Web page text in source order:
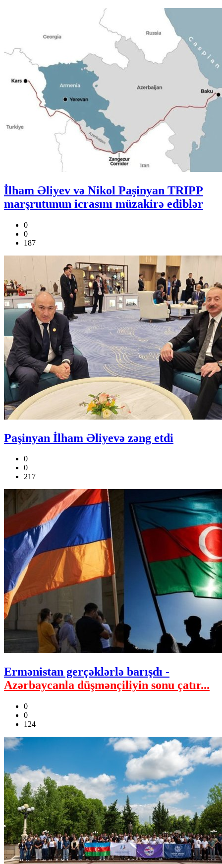
İlham Əliyev və Nikol Paşinyan TRIPP
marşrutunun icrasını müzakirə ediblər
0
0
187
Paşinyan İlham Əliyevə zəng etdi
0
0
217
Ermənistan gerçəklərlə barışdı -
Azərbaycanla düşmənçiliyin sonu çatır...
0
0
124